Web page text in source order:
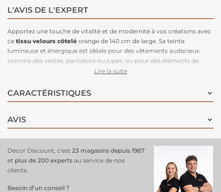
L'AVIS DE L'EXPERT
Apportez une touche de vitalité et de modernité à vos créations avec
ce tissu velours côtelé orange de 140 cm de large. Sa teinte
lumineuse et énergique est idéale pour des vêtements audacieux
comme des vestes, pantalons ou jupes, ou pour des éléments de
décoration intérieure qui attirent l’œil, tels que des coussins, rideaux
velours allie esthétique, confort et durabilité.
créatifs, ce tissu donnera du peps et du caractère à votre intérieur ou
Lire la suite
CARACTÉRISTIQUES
AVIS
Décor Discount, c'est 23 magasins depuis 1987
et plus de 200 experts au service de nos
clients.
Besoin d’un conseil ?